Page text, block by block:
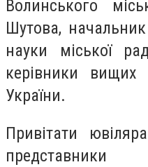
Волинського
Шутова,
науки міської
керівники вищих
України.
Привітати
представники